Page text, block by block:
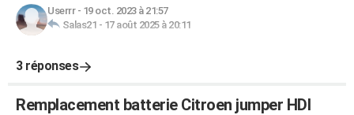
Userrr- 19 oct. 2023 à 21:57
Salas21 - 17 août 2025 à 20:11
3 réponses
Remplacement batterie Citroen jumper HDI